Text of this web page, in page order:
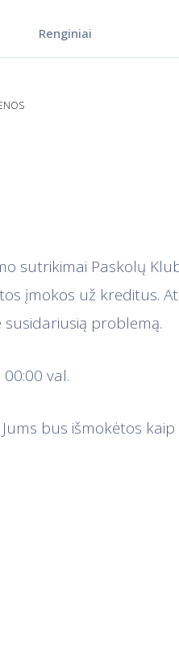
Renginiai
sutrikimai Paskolų
įmokos už kreditus.
problemą.
val.
bus išmokėtos